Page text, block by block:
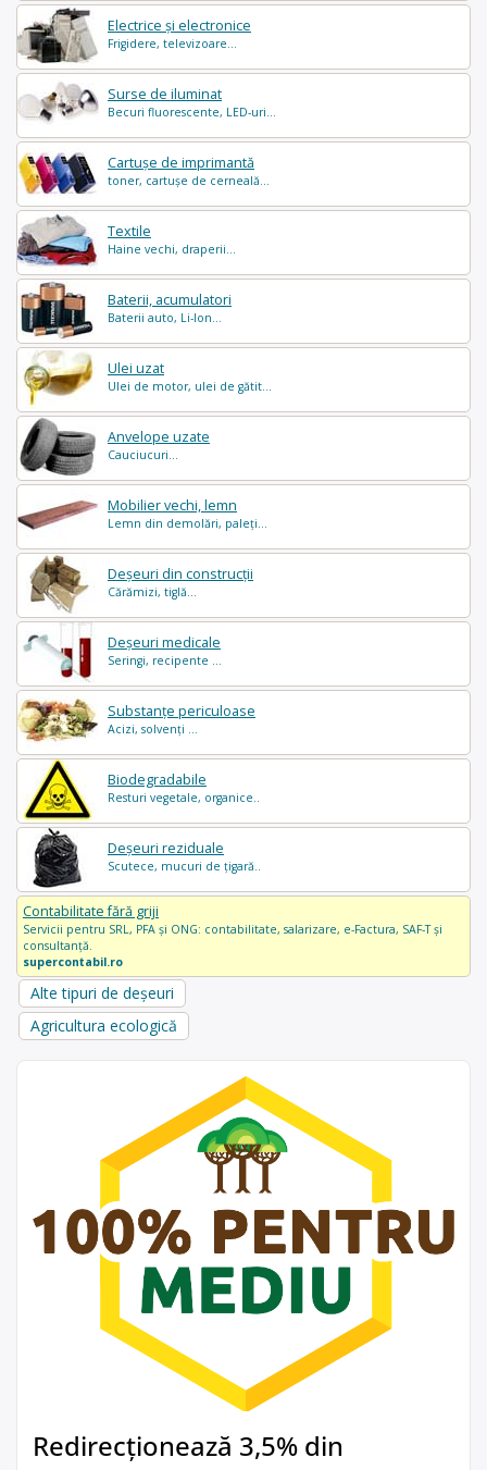
Electrice și electronice
Frigidere, televizoare...
Surse de iluminat
Becuri fluorescente, LED-uri...
Cartușe de imprimantă
toner, cartușe de cerneală...
Textile
Haine vechi, draperii...
Baterii, acumulatori
Baterii auto, Li-Ion...
Ulei uzat
Ulei de motor, ulei de gătit...
Anvelope uzate
Cauciucuri...
Mobilier vechi, lemn
Lemn din demolări, paleți...
Deșeuri din construcții
Cărămizi, tiglă...
Deșeuri medicale
Seringi, recipente ...
Substanțe periculoase
Acizi, solvenți ...
Biodegradabile
Resturi vegetale, organice..
Deșeuri reziduale
Scutece, mucuri de țigară..
Contabilitate fără griji
Servicii pentru SRL, PFA și ONG: contabilitate, salarizare, e-Factura, SAF-T și
consultanță.
supercontabil.ro
Alte tipuri de deșeuri
Agricultura ecologică
Redirecționează 3,5% din